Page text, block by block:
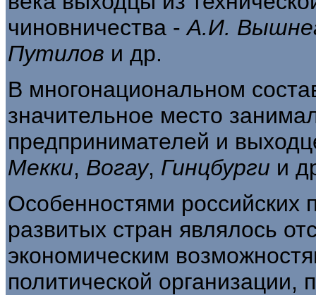
чиновничества -А.И.
Путилов и др.
В многонациональном
значительное место
предпринимателей и
Мекки, Вогау, Гинцбурги и
Особенностями российских
развитых стран являлось
экономическим
политической организации,